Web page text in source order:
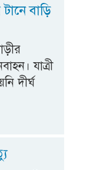
বাড়ি
যাত্রী
দীর্ঘ